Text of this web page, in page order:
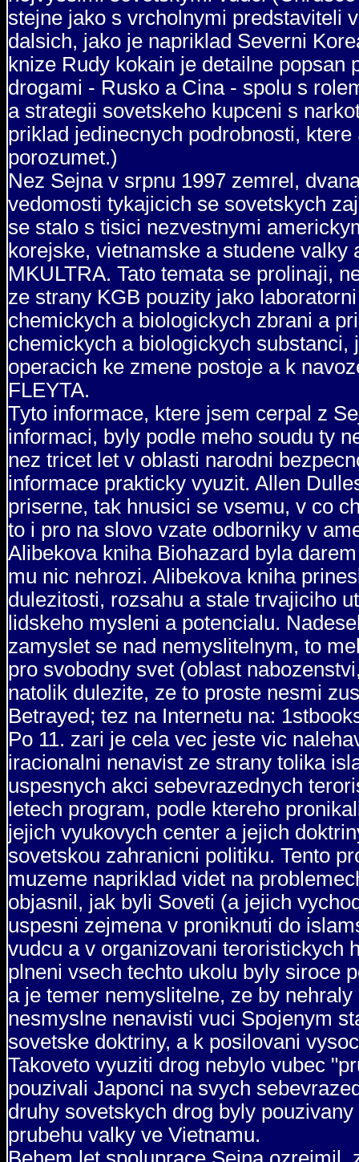
stejne jako s vrcholnymi predstaviteli
dalsich, jako je napriklad Severni
knize Rudy kokain je detailne
drogami - Rusko a Cina - spolu s
a strategii sovetskeho kupceni s
priklad jedinecnych podrobnosti,
porozumet.)
Nez Sejna v srpnu 1997 zemrel,
vedomosti tykajicich se sovetskych
se stalo s tisici nezvestnymi
korejske, vietnamske a studene
MKULTRA. Tato temata se prolinaji,
ze strany KGB pouzity jako
chemickych a biologickych zbrani a
chemickych a biologickych
operacich ke zmene postoje a k
FLEYTA.
Tyto informace, ktere jsem cerpal z
informaci, byly podle meho soudu ty
nez tricet let v oblasti narodni
informace prakticky vyuzit. Allen
priserne, tak hnusici se vsemu, v co
to i pro na slovo vzate odborniky v
Alibekova kniha Biohazard byla
mu nic nehrozi. Alibekova kniha
dulezitosti, rozsahu a stale trvajiciho
lidskeho mysleni a potencialu.
zamyslet se nad nemyslitelnym, to
pro svobodny svet (oblast
natolik dulezite, ze to proste nesmi
Betrayed; tez na Internetu na:
Po 11. zari je cela vec jeste vic
iracionalni nenavist ze strany tolika
uspesnych akci sebevrazednych
letech program, podle ktereho
jejich vyukovych center a jejich
sovetskou zahranicni politiku. Tento
muzeme napriklad videt na
objasnil, jak byli Soveti (a jejich
uspesni zejmena v proniknuti do
vudcu a v organizovani teroristickych
plneni vsech techto ukolu byly siroce
a je temer nemyslitelne, ze by
nesmyslne nenavisti vuci Spojenym
sovetske doktriny, a k posilovani
Takoveto vyuziti drog nebylo vubec
pouzivali Japonci na svych
druhy sovetskych drog byly
prubehu valky ve Vietnamu.